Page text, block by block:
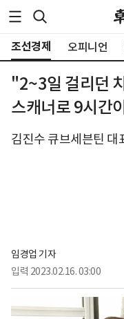
조선경제 오피니언
"2~3일 걸리던
스캐너로 9시간
김진수 큐브세븐틴 대
임경업 기자
입력 2023.02.16. 03:00